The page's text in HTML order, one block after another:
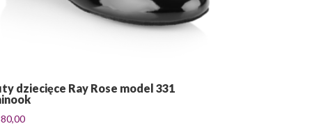
dziecięce Ray Rose model 331